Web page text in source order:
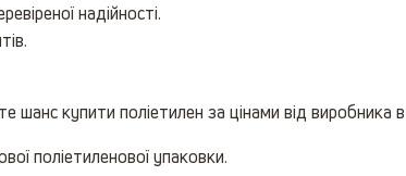
надійності.
шанс купити поліетилен за цінами від виробника в
поліетиленової упаковки.